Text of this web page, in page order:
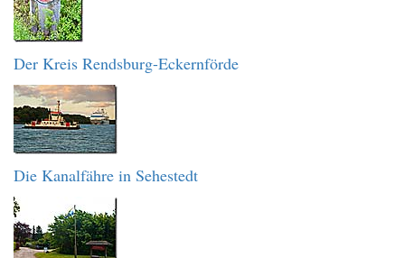
Der Kreis Rendsburg-Eckernförde
Die Kanalfähre in Sehestedt